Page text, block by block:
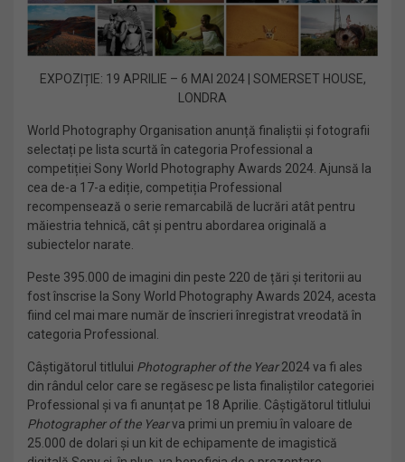
EXPOZIȚIE: 19 APRILIE – 6 MAI 2024 | SOMERSET HOUSE,
LONDRA
World Photography Organisation anunță finaliștii și fotografii
selectați pe lista scurtă în categoria Professional a
competiției Sony World Photography Awards 2024. Ajunsă la
cea de-a 17-a ediție, competiția Professional
recompensează o serie remarcabilă de lucrări atât pentru
măiestria tehnică, cât și pentru abordarea originală a
subiectelor narate.
Peste 395.000 de imagini din peste 220 de țări și teritorii au
fost înscrise la Sony World Photography Awards 2024, acesta
fiind cel mai mare număr de înscrieri înregistrat vreodată în
categoria Professional.
Câștigătorul titlului Photographer of the Year2024 va fi ales
din rândul celor care se regăsesc pe lista finaliștilor categoriei
Professional și va fi anunțat pe 18 Aprilie. Câștigătorul titlului
Photographer of the Yearva primi un premiu în valoare de
25.000 de dolari și un kit de echipamente de imagistică